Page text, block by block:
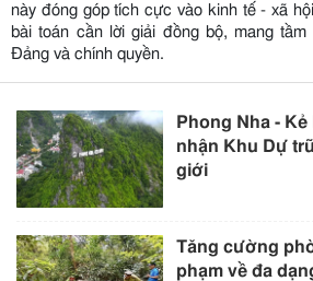
này đóng góp tích cực vào kinh tế - xã
bài toán cần lời giải đồng bộ, mang
Đảng và chính quyền.
Phong Nha -
nhận Khu Dự
giới
Tăng cường
phạm về đa